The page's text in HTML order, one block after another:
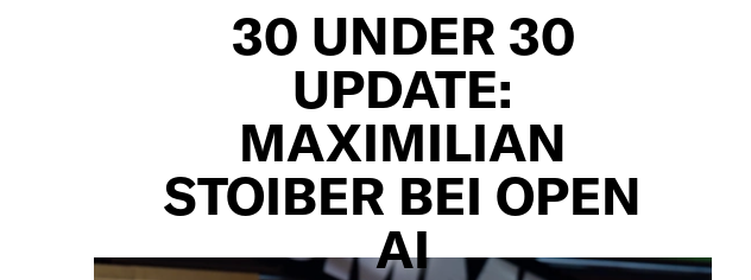
30 UNDER 30
UPDATE:
MAXIMILIAN
STOIBER BEI OPEN
AI